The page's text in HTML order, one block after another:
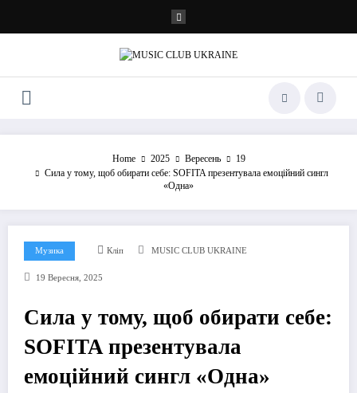
контенту
Home 2025 Вересень
19
Сила у тому, щоб обирати себе: SOFITA презентувала емоційний сингл
«Одна»
Музика Кліп MUSIC CLUB UKRAINE
19 Вересня, 2025
Сила у тому, щоб обирати себе:
SOFITA презентувала
емоційний сингл «Одна»